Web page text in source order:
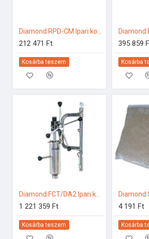
212 471 Ft
Kosárba teszem
395 859
Kosárba
1 221 359 Ft
Kosárba teszem
4 191 Ft
Kosárba